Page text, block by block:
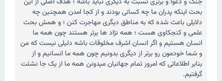
جنگ و دعوا و برتری نسبت به دیگری نباید باشه ؛ هدف اصلی از این
بحث اینکه پدران ما چه کسانی بودند و از کجا امدن همچنین چه
دلایلی باعث شده که به مناطق دیگری مهاجرت کنن ؛ و همش بحث
علمی و کنجکاوی هست ؛ همه نژاد ها برتر هستند چون همه ما
انسان هستیم و اگر انسان اشرف مخلوقات باشه دلیلی نیست که من
و شما خودمون رو برتر از دیگری بدونیم چون همه ما انسانیم و از
بنابر اطلاعاتی که امروز تمام جهانیان میدونن همه ما از یک جا نشئت
گرفتیم.